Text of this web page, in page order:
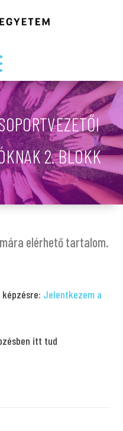
2. BLOKK
elérhető tartalom.
Jelentkezem a
itt tud